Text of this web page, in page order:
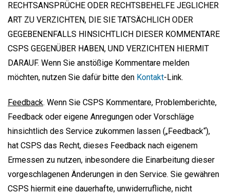
RECHTSANSPRÜCHE ODER RECHTSBEHELFE JEGLICHER
ART ZU VERZICHTEN, DIE SIE TATSÄCHLICH ODER
GEGEBENENFALLS HINSICHTLICH DIESER KOMMENTARE
CSPS GEGENÜBER HABEN, UND VERZICHTEN HIERMIT
DARAUF. Wenn Sie anstößige Kommentare melden
möchten, nutzen Sie dafür bitte den Kontakt-Link.
Feedback. Wenn Sie CSPS Kommentare, Problemberichte,
Feedback oder eigene Anregungen oder Vorschläge
hinsichtlich des Service zukommen lassen („Feedback“),
hat CSPS das Recht, dieses Feedback nach eigenem
Ermessen zu nutzen, inbesondere die Einarbeitung dieser
vorgeschlagenen Änderungen in den Service. Sie gewähren
CSPS hiermit eine dauerhafte, unwiderrufliche, nicht